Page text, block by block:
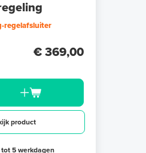
regelafsluiter
€ 369,00
product
tot 5 werkdagen